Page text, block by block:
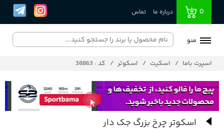
0 درباره ما تماس
منو
اسپرت باما اسکیت اسکوتر کد : 38863
اسکوتر چرخ بزرگ جک دار